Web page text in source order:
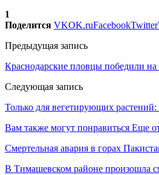
1
Поделится VKOK.ruFacebookTwitter
Предыдущая запись
Краснодарские пловцы победили на
Следующая запись
Только для вегетирующих растений:
Вам также могут понравиться Еще
Смертельная авария в горах
В Тимашевском районе произошла